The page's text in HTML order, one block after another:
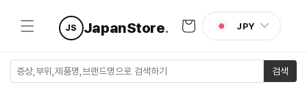
건너뛰기
JS JapanStore.
트
JPY
검색